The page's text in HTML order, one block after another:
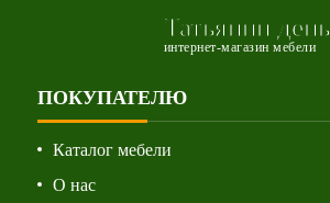
Татьянин день
интернет-магазин мебели
ПОКУПАТЕЛЮ
Каталог мебели
О нас